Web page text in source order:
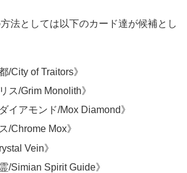
法としては以下のカード達が候補とし
/City of Traitors》
ス/Grim Monolith》
イアモンド/Mox Diamond》
/Chrome Mox》
Vein》
/Simian Spirit Guide》